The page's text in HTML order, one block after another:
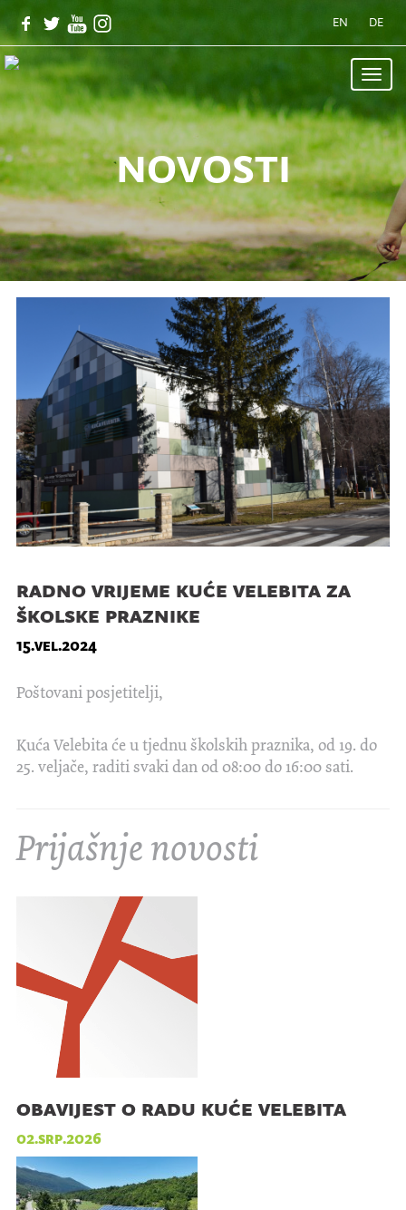
EN DE
Toggle
novosti
radno vrijeme kuće velebita za
školske praznike
15.vel.2024
Poštovani posjetitelji,
Kuća Velebita će u tjednu školskih praznika, od 19. do
25. veljače, raditi svaki dan od 08:00 do 16:00 sati.
Prijašnje novosti
obavijest o radu kuće velebita
02.srp.2026